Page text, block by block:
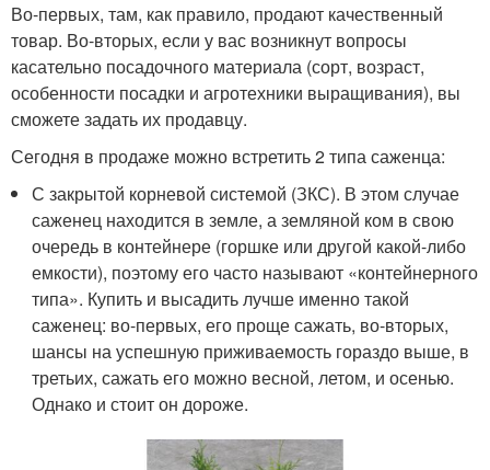
Во-первых, там, как правило, продают качественный
товар. Во-вторых, если у вас возникнут вопросы
касательно посадочного материала (сорт, возраст,
особенности посадки и агротехники выращивания), вы
сможете задать их продавцу.
Сегодня в продаже можно встретить 2 типа саженца:
С закрытой корневой системой (ЗКС). В этом случае
саженец находится в земле, а земляной ком в свою
очередь в контейнере (горшке или другой какой-либо
емкости), поэтому его часто называют «контейнерного
типа». Купить и высадить лучше именно такой
саженец: во-первых, его проще сажать, во-вторых,
шансы на успешную приживаемость гораздо выше, в
третьих, сажать его можно весной, летом, и осенью.
Однако и стоит он дороже.